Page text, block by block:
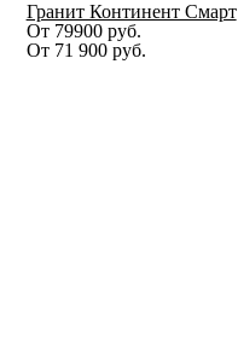
Гранит Континент Смарт
От 79900 руб.
От 71 900 руб.